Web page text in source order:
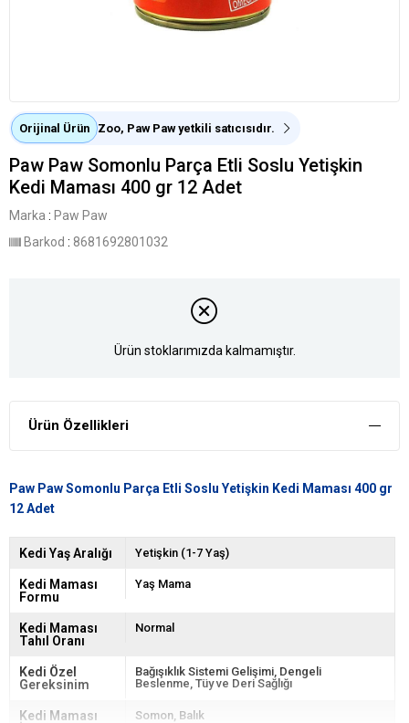
Orijinal Ürün Zoo, Paw Paw yetkili satıcısıdır.
Paw Paw Somonlu Parça Etli Soslu Yetişkin
Kedi Maması 400 gr 12 Adet
Marka : Paw Paw
Barkod : 8681692801032
Ürün stoklarımızda kalmamıştır.
Ürün Özellikleri
Paw Paw Somonlu Parça Etli Soslu Yetişkin Kedi Maması 400 gr
12 Adet
Kedi Yaş Aralığı Yetişkin (1-7 Yaş)
Kedi Maması
Formu
Yaş Mama
Kedi Maması
Tahıl Oranı
Normal
Kedi Özel
Gereksinim
Bağışıklık Sistemi Gelişimi Dengeli
Beslenme Tüy ve Deri Sağlığı
Kedi Maması
Somon Balık